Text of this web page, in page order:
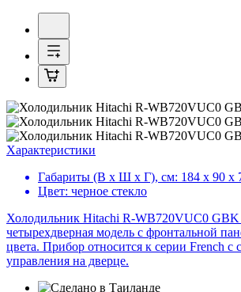
Характеристики
Габариты (В х Ш х Г), см: 184 х 90 х
Цвет: черное стекло
Холодильник Hitachi R-WB720VUC0
четырехдверная модель с фронтальной
цвета. Прибор относится к серии French с
управления на дверце.